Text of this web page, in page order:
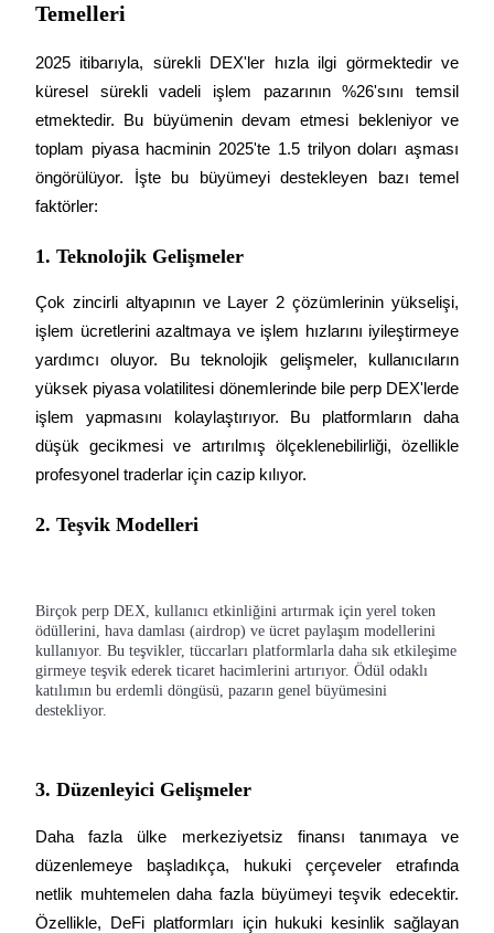
Uzun vadeli kâr ve esnek çıkarlar elde edin
Stake Etmeyi Öğrenin
Bitrue
AI
Temelleri
2025 itibarıyla, sürekli DEX'ler hızla ilgi görmektedir ve
küresel sürekli vadeli işlem pazarının %26'sını temsil
etmektedir. Bu büyümenin devam etmesi bekleniyor ve
toplam piyasa hacminin 2025'te 1.5 trilyon doları aşması
öngörülüyor. İşte bu büyümeyi destekleyen bazı temel
faktörler:
1. Teknolojik Gelişmeler
Çok zincirli altyapının ve Layer 2 çözümlerinin yükselişi,
işlem ücretlerini azaltmaya ve işlem hızlarını iyileştirmeye
yardımcı oluyor. Bu teknolojik gelişmeler, kullanıcıların
yüksek piyasa volatilitesi dönemlerinde bile perp DEX'lerde
işlem yapmasını kolaylaştırıyor. Bu platformların daha
düşük gecikmesi ve artırılmış ölçeklenebilirliği, özellikle
profesyonel traderlar için cazip kılıyor.
2. Teşvik Modelleri
Birçok perp DEX, kullanıcı etkinliğini artırmak için yerel token
ödüllerini, hava damlası (airdrop) ve ücret paylaşım modellerini
kullanıyor. Bu teşvikler, tüccarları platformlarla daha sık etkileşime
girmeye teşvik ederek ticaret hacimlerini artırıyor. Ödül odaklı
katılımın bu erdemli döngüsü, pazarın genel büyümesini
destekliyor.
3. Düzenleyici Gelişmeler
Daha fazla ülke merkeziyetsiz finansı tanımaya ve
düzenlemeye başladıkça, hukuki çerçeveler etrafında
netlik muhtemelen daha fazla büyümeyi teşvik edecektir.
Özellikle, DeFi platformları için hukuki kesinlik sağlayan